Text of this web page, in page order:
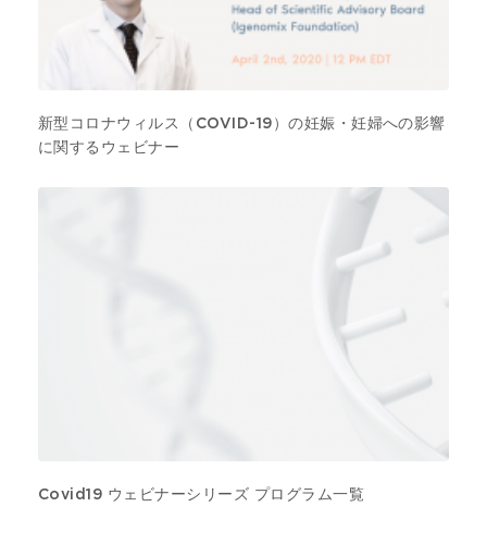
新型コロナウィルス（COVID-19）の妊娠・妊婦への影響
に関するウェビナー
Covid19 ウェビナーシリーズ プログラム一覧